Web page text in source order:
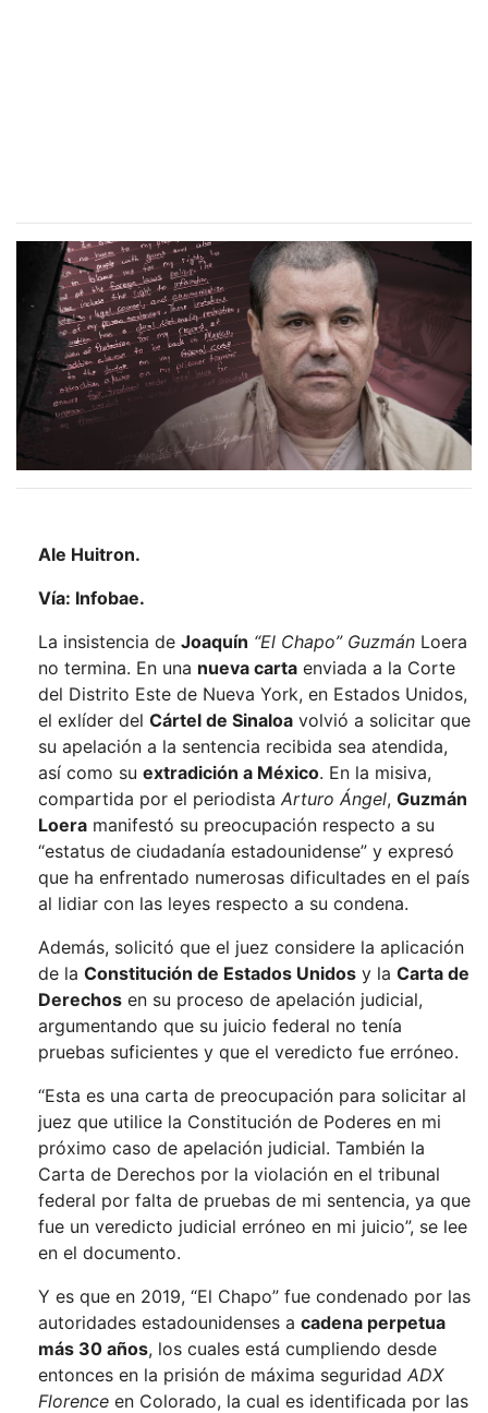
Ale Huitron.
Vía: Infobae.
La insistencia de Joaquín “El Chapo” Guzmán Loera
no termina. En una nueva carta enviada a la Corte
del Distrito Este de Nueva York, en Estados Unidos,
el exlíder del Cártel de Sinaloa volvió a solicitar que
su apelación a la sentencia recibida sea atendida,
así como su extradición a México. En la misiva,
compartida por el periodista Arturo Ángel, Guzmán
Loera manifestó su preocupación respecto a su
“estatus de ciudadanía estadounidense” y expresó
que ha enfrentado numerosas dificultades en el país
al lidiar con las leyes respecto a su condena.
Además, solicitó que el juez considere la aplicación
de la Constitución de Estados Unidos y la Carta de
Derechos en su proceso de apelación judicial,
argumentando que su juicio federal no tenía
pruebas suficientes y que el veredicto fue erróneo.
“Esta es una carta de preocupación para solicitar al
juez que utilice la Constitución de Poderes en mi
próximo caso de apelación judicial. También la
Carta de Derechos por la violación en el tribunal
federal por falta de pruebas de mi sentencia, ya que
fue un veredicto judicial erróneo en mi juicio”, se lee
en el documento.
Y es que en 2019, “El Chapo” fue condenado por las
autoridades estadounidenses a cadena perpetua
más 30 años, los cuales está cumpliendo desde
entonces en la prisión de máxima seguridad ADX
Florence en Colorado, la cual es identificada por las